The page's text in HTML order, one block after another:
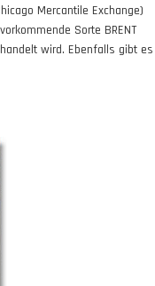
Mercantile Exchange)
Sorte BRENT
wird. Ebenfalls gibt es